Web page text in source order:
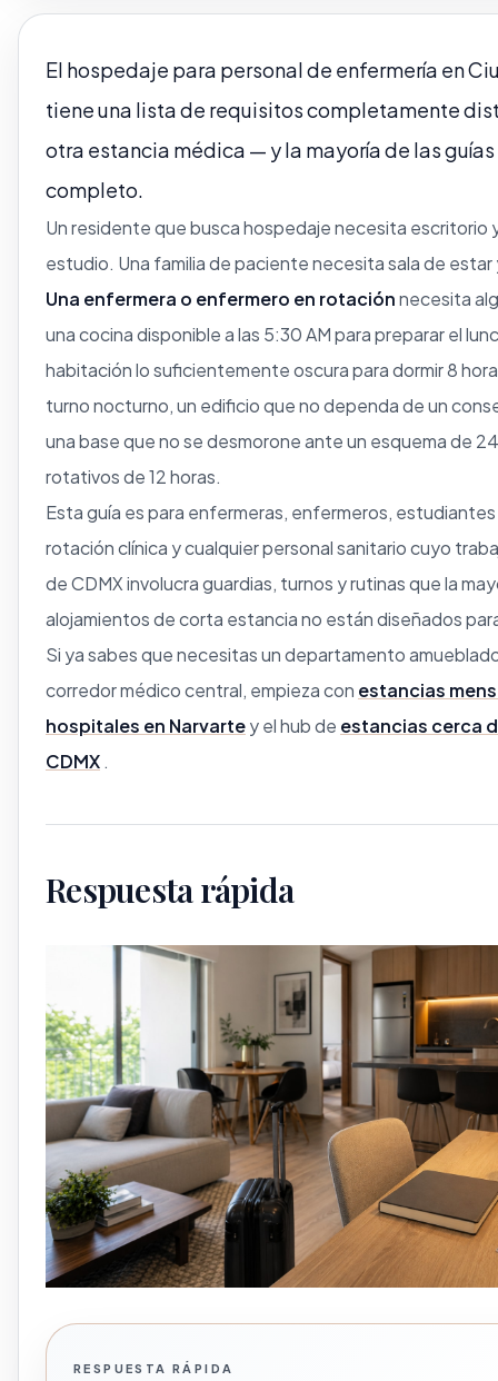
El hospedaje para personal de enfermería en
tiene una lista de requisitos completamente
otra estancia médica — y la mayoría de las
completo.
Un residente que busca hospedaje necesita escritorio
estudio. Una familia de paciente necesita sala de
Una enfermera o enfermero en rotaciónnecesita
una cocina disponible a las 5:30 AM para preparar el
habitación lo suficientemente oscura para dormir 8
turno nocturno, un edificio que no dependa de un
una base que no se desmorone ante un esquema de
rotativos de 12 horas.
Esta guía es para enfermeras, enfermeros,
rotación clínica y cualquier personal sanitario cuyo
de CDMX involucra guardias, turnos y rutinas que la
alojamientos de corta estancia no están diseñados
Si ya sabes que necesitas un departamento
corredor médico central, empieza con estancias
hospitales en Narvartey el hub de estancias cerca
CDMX .
Respuesta rápida
RESPUESTA RÁPIDA